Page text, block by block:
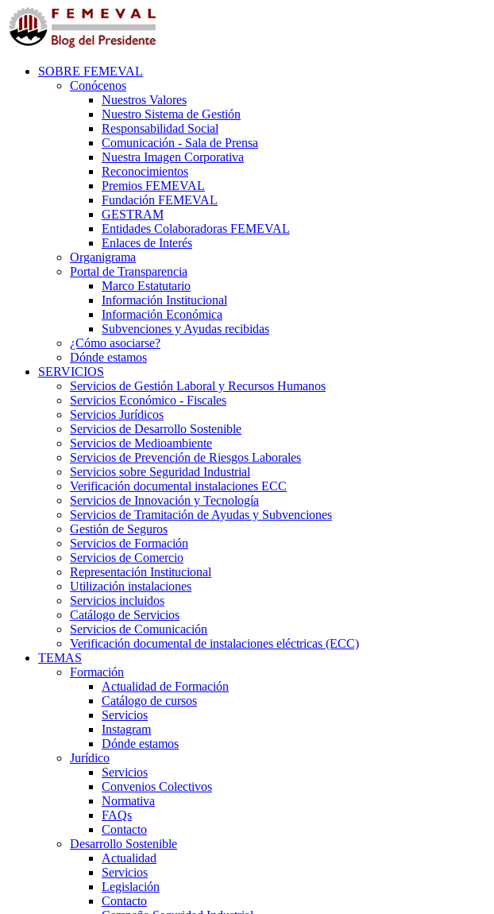
SOBRE FEMEVAL
Conócenos
Nuestros Valores
Nuestro Sistema de Gestión
Responsabilidad Social
Comunicación - Sala de Prensa
Nuestra Imagen Corporativa
Reconocimientos
Premios FEMEVAL
Fundación FEMEVAL
GESTRAM
Entidades Colaboradoras FEMEVAL
Enlaces de Interés
Organigrama
Portal de Transparencia
Marco Estatutario
Información Institucional
Información Económica
Subvenciones y Ayudas recibidas
¿Cómo asociarse?
Dónde estamos
SERVICIOS
Servicios de Gestión Laboral y Recursos Humanos
Servicios Económico - Fiscales
Servicios Jurídicos
Servicios de Desarrollo Sostenible
Servicios de Medioambiente
Servicios de Prevención de Riesgos Laborales
Servicios sobre Seguridad Industrial
Verificación documental instalaciones ECC
Servicios de Innovación y Tecnología
Servicios de Tramitación de Ayudas y Subvenciones
Gestión de Seguros
Servicios de Formación
Servicios de Comercio
Representación Institucional
Utilización instalaciones
Servicios incluidos
Catálogo de Servicios
Servicios de Comunicación
Verificación documental de instalaciones eléctricas (ECC)
TEMAS
Formación
Actualidad de Formación
Catálogo de cursos
Servicios
Instagram
Dónde estamos
Jurídico
Servicios
Convenios Colectivos
Normativa
FAQs
Contacto
Desarrollo Sostenible
Actualidad
Servicios
Legislación
Contacto